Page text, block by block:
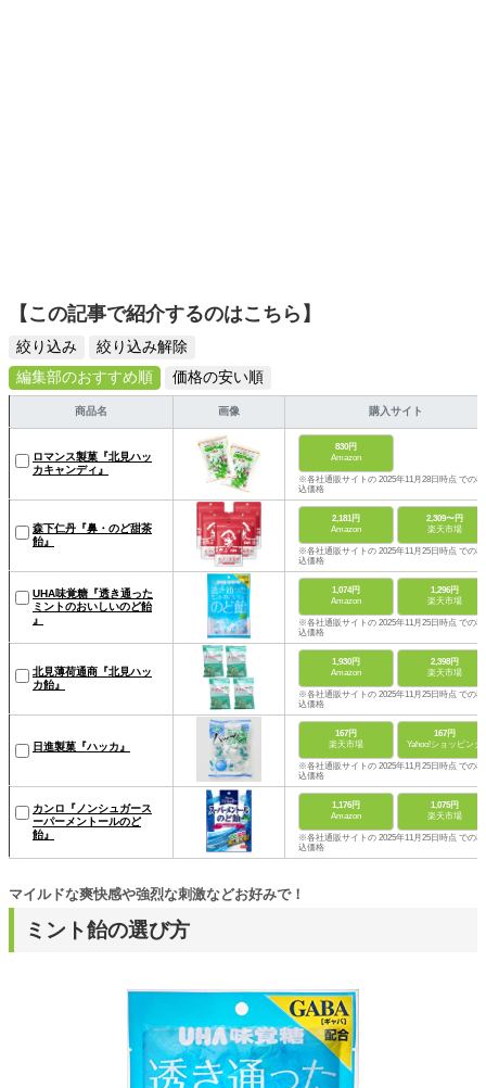
【この記事で紹介するのはこちら】
絞り込み
絞り込み解除
編集部のおすすめ順
価格の安い順
商品名 画像 購入サイト
ロマンス製菓『北見ハッ
カキャンディ』
830円
Amazon
※各社通販サイトの 2025年11月28日時点 での税
込価格
森下仁丹『鼻・のど甜茶
飴』
2,181円
Amazon
2,309〜円
楽天市場
※各社通販サイトの 2025年11月25日時点 での税
込価格
UHA味覚糖『透き通った
ミントのおいしいのど飴
』
1,074円
Amazon
1,296円
楽天市場
※各社通販サイトの 2025年11月25日時点 での税
込価格
北見薄荷通商『北見ハッ
カ飴』
1,930円
Amazon
2,398円
楽天市場
※各社通販サイトの 2025年11月25日時点 での税
込価格
日進製菓『ハッカ』
167円
楽天市場
167円
Yahoo!ショッピング
※各社通販サイトの 2025年11月25日時点 での税
込価格
カンロ『ノンシュガース
ーパーメントールのど
飴』
1,176円
Amazon
1,075円
楽天市場
※各社通販サイトの 2025年11月25日時点 での税
込価格
ミント飴の選び方
マイルドな爽快感や強烈な刺激などお好みで！